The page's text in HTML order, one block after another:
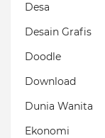
Desa
Desain Grafis
Doodle
Download
Dunia Wanita
Ekonomi